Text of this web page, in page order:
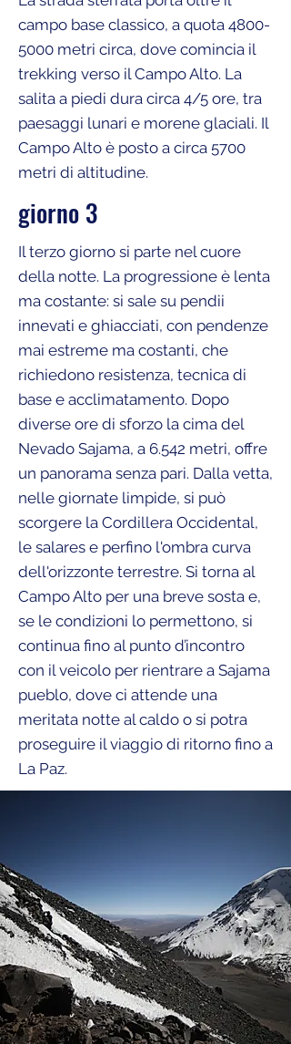
campo base classico, a quota 4800-
5000 metri circa, dove comincia il
trekking verso il Campo Alto. La
salita a piedi dura circa 4/5 ore, tra
paesaggi lunari e morene glaciali. Il
Campo Alto è posto a circa 5700
metri di altitudine.
giorno 3
Il terzo giorno si parte nel cuore
della notte. La progressione è lenta
ma costante: si sale su pendii
innevati e ghiacciati, con pendenze
mai estreme ma costanti, che
richiedono resistenza, tecnica di
base e acclimatamento. Dopo
diverse ore di sforzo la cima del
Nevado Sajama, a 6.542 metri, offre
un panorama senza pari. Dalla vetta,
nelle giornate limpide, si può
scorgere la Cordillera Occidental,
le salares e perfino l'ombra curva
dell'orizzonte terrestre. Si torna al
Campo Alto per una breve sosta e,
se le condizioni lo permettono, si
continua fino al punto d’incontro
con il veicolo per rientrare a Sajama
pueblo, dove ci attende una
meritata notte al caldo o si potra
proseguire il viaggio di ritorno fino a
La Paz.